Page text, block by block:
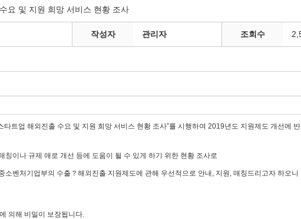
요 및 지원 희망 서비스 현황 조사
작성자 관리자 조회수
타트업 해외진출 수요 및 지원 희망 서비스 현황 조사”를 시행하여 2019년도 지원제도 개선에
칭이나 규제 애로 개선 등에 도움이 될 수 있게 하기 위한 현황 조사로
소벤처기업부의 수출？해외진출 지원제도에 관해 우선적으로 안내, 지원, 매칭드리고자 하오니
의해 비밀이 보장됩니다.